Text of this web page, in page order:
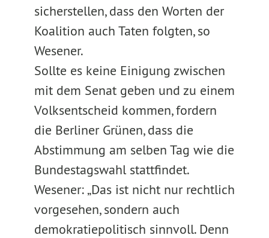
sicherstellen, dass den Worten der
Koalition auch Taten folgten, so
Wesener.
Sollte es keine Einigung zwischen
mit dem Senat geben und zu einem
Volksentscheid kommen, fordern
die Berliner Grünen, dass die
Abstimmung am selben Tag wie die
Bundestagswahl stattfindet.
Wesener: „Das ist nicht nur rechtlich
vorgesehen, sondern auch
demokratiepolitisch sinnvoll. Denn